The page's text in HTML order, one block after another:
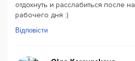
отдохнуть и расслабиться после
рабочего дня :)
Відповісти